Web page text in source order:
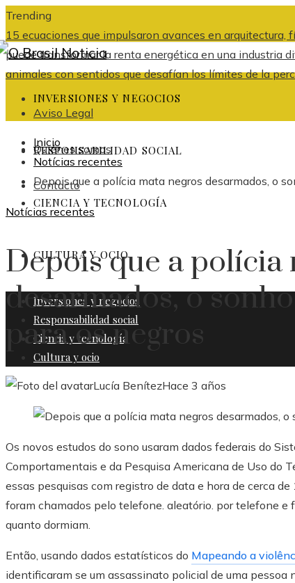
Trending
15 ecuaciones que impulsaron avances en arquitectura,
puede transformar la renta energética en una industria
animales con sentidos que desafían los límites de la
Aviso Legal
Quiénes somos
Contacto
INVERSIONES Y NEGOCIOS
RESPONSABILIDAD SOCIAL
CIENCIA Y TECNOLOGÍA
CULTURA Y OCIO
Inversiones y negocios
Responsabilidad social
Ciencia y tecnología
Cultura y ocio
Inicio
Notícias recentes
Depois que a polícia mata negros desarmados, o
Notícias recentes
Depois que a polícia
desarmados, o
para os negros
Lucía BenítezHace 3 años
Os novos estudos do sono usaram dados federais do
Comportamentais e da Pesquisa Americana de Uso do
essas pesquisas com registro de data e hora de cerca
foram chamados pelo telefone. aleatório. por telefone e
quanto dormiam.
Então, usando dados estatísticos do Mapeando a
identificaram se um assassinato policial de uma